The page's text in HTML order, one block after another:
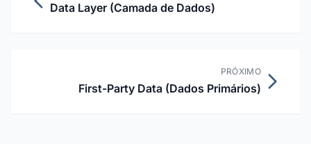
Data Layer (Camada de Dados)
PRÓXIMO
First-Party Data (Dados Primários)